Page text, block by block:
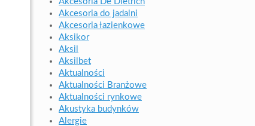
Akcesoria do jadalni
Akcesoria łazienkowe
Aksikor
Aksil
Aksilbet
Aktualności
Aktualności Branżowe
Aktualności rynkowe
Akustyka budynków
Alergie